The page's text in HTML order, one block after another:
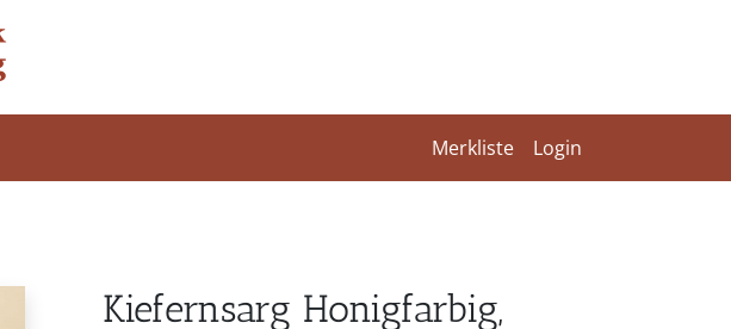
Merkliste Login
Kiefernsarg Honigfarbig,